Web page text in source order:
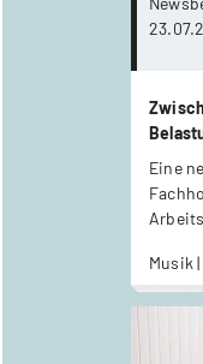
Eine
Musik